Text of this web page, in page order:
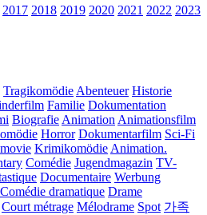
2017 2018 2019 2020 2021 2022 2023
TragikomödieAbenteuer Historie
Familie Dokumentation
BiografieAnimationAnimationsfilm
Horror Dokumentarfilm Sci-Fi
KrimikomödieAnimation.
Comédie Jugendmagazin TV-
Documentaire Werbung
Comédie dramatique Drame
Court métrage Mélodrame Spot 가족